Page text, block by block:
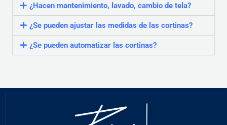
¿Hacen mantenimiento, lavado, cambio de tela?
¿Se pueden ajustar las medidas de las cortinas?
¿Se pueden automatizar las cortinas?